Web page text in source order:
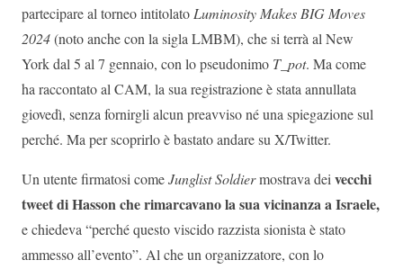
partecipare al torneo intitolatoLuminosity Makes BIG Moves
2024(noto anche con la sigla LMBM), che si terrà al New
York dal 5 al 7 gennaio, con lo pseudonimo T_pot. Ma come
ha raccontato al CAM, la sua registrazione è stata annullata
giovedì, senza fornirgli alcun preavviso né una spiegazione sul
perché. Ma per scoprirlo è bastato andare su X/Twitter.
Un utente firmatosi comeJunglist Soldiermostrava deivecchi
tweet di Hasson che rimarcavano la sua vicinanza a Israele,
e chiedeva “perché questo viscido razzista sionista è stato
ammesso all’evento”. Al che un organizzatore, con lo